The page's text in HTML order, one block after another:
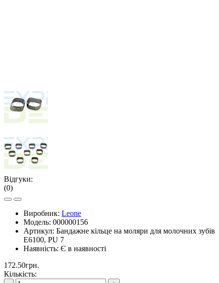
Відгуки:
(0)
Виробник: Leone
Модель: 000000156
Артикул: Бандажне кільце на моляри для молочних зубів
Е6100, PU 7
Наявність: Є в наявності
172.50грн.
Кількість: